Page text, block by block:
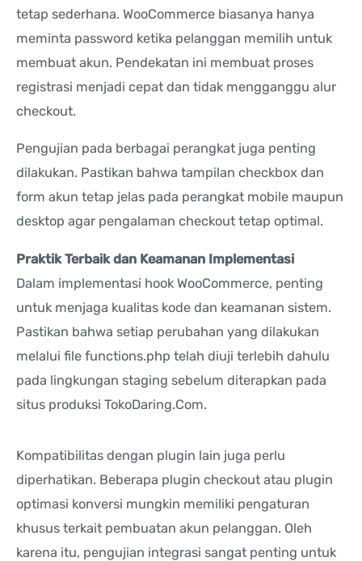
tetap sederhana. WooCommerce biasanya hanya
meminta password ketika pelanggan memilih untuk
membuat akun. Pendekatan ini membuat proses
registrasi menjadi cepat dan tidak mengganggu alur
checkout.
Pengujian pada berbagai perangkat juga penting
dilakukan. Pastikan bahwa tampilan checkbox dan
form akun tetap jelas pada perangkat mobile maupun
desktop agar pengalaman checkout tetap optimal.
Praktik Terbaik dan Keamanan Implementasi
Dalam implementasi hook WooCommerce, penting
untuk menjaga kualitas kode dan keamanan sistem.
Pastikan bahwa setiap perubahan yang dilakukan
melalui file functions.php telah diuji terlebih dahulu
pada lingkungan staging sebelum diterapkan pada
situs produksi TokoDaring.Com.
Kompatibilitas dengan plugin lain juga perlu
diperhatikan. Beberapa plugin checkout atau plugin
optimasi konversi mungkin memiliki pengaturan
khusus terkait pembuatan akun pelanggan. Oleh
karena itu, pengujian integrasi sangat penting untuk